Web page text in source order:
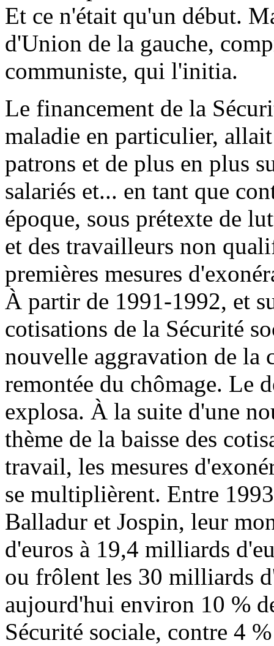
Et ce n'était qu'un début.
d'Union de la gauche,
communiste, qui l'initia.
Le financement de la
maladie en particulier,
patrons et de plus en plus
salariés et... en tant que
époque, sous prétexte de
et des travailleurs non
premières mesures
À partir de 1991-1992, et
cotisations de la Sécurité
nouvelle aggravation de la
remontée du chômage. Le
explosa. À la suite d'une
thème de la baisse des
travail, les mesures
se multiplièrent. Entre
Balladur et Jospin, leur
d'euros à 19,4 milliards
ou frôlent les 30 milliards
aujourd'hui environ 10 %
Sécurité sociale, contre 4